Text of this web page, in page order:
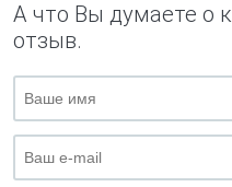
А что Вы думаете о
отзыв.